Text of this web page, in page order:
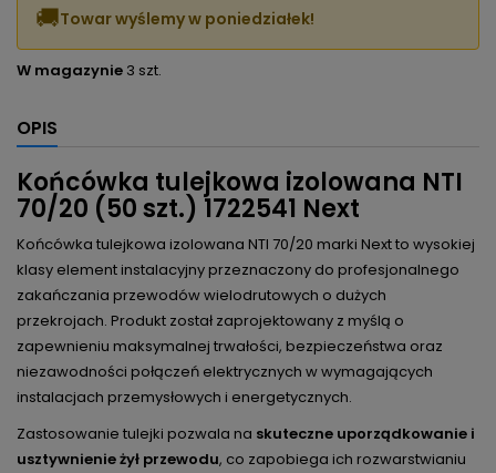
🚚Towar wyślemy w poniedziałek!
W magazynie 3 szt.
OPIS
Końcówka tulejkowa izolowana NTI
70/20 (50 szt.) 1722541 Next
Końcówka tulejkowa izolowana NTI 70/20 marki Next to wysokiej
klasy element instalacyjny przeznaczony do profesjonalnego
zakańczania przewodów wielodrutowych o dużych
przekrojach. Produkt został zaprojektowany z myślą o
zapewnieniu maksymalnej trwałości, bezpieczeństwa oraz
niezawodności połączeń elektrycznych w wymagających
instalacjach przemysłowych i energetycznych.
Zastosowanie tulejki pozwala na skuteczne uporządkowanie i
usztywnienie żył przewodu, co zapobiega ich rozwarstwianiu